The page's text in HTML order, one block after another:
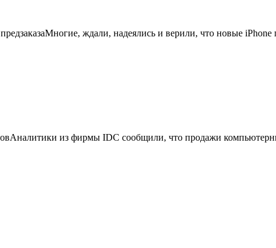
Многие, ждали, надеялись и верили, что новые iPhone
Аналитики из фирмы IDC сообщили, что продажи